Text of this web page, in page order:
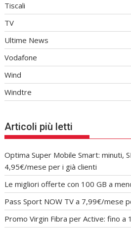
Tiscali
TV
Ultime News
Vodafone
Wind
Windtre
Articoli più letti
Optima Super Mobile Smart: minuti,
4,95€/mese per i già clienti
Le migliori offerte con 100 GB a
Pass Sport NOW TV a 7,99€/mese
Promo Virgin Fibra per Active: fino a